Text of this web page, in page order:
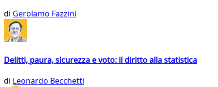
di Gerolamo Fazzini
Delitti, paura, sicurezza e voto: il diritto alla statistica
di Leonardo Becchetti